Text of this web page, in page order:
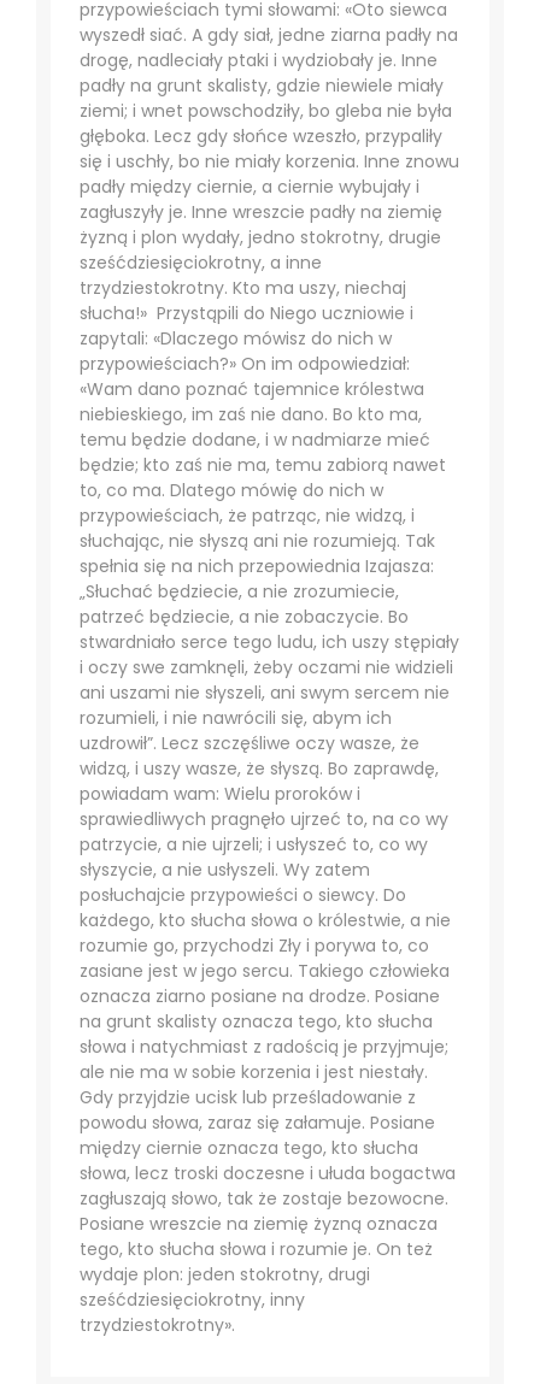
przypowieściach tymi słowami: «Oto siewca
wyszedł siać. A gdy siał, jedne ziarna padły na
drogę, nadleciały ptaki i wydziobały je. Inne
padły na grunt skalisty, gdzie niewiele miały
ziemi; i wnet powschodziły, bo gleba nie była
głęboka. Lecz gdy słońce wzeszło, przypaliły
się i uschły, bo nie miały korzenia. Inne znowu
padły między ciernie, a ciernie wybujały i
zagłuszyły je. Inne wreszcie padły na ziemię
żyzną i plon wydały, jedno stokrotny, drugie
sześćdziesięciokrotny, a inne
trzydziestokrotny. Kto ma uszy, niechaj
słucha!» Przystąpili do Niego uczniowie i
zapytali: «Dlaczego mówisz do nich w
przypowieściach?» On im odpowiedział:
«Wam dano poznać tajemnice królestwa
niebieskiego, im zaś nie dano. Bo kto ma,
temu będzie dodane, i w nadmiarze mieć
będzie; kto zaś nie ma, temu zabiorą nawet
to, co ma. Dlatego mówię do nich w
przypowieściach, że patrząc, nie widzą, i
słuchając, nie słyszą ani nie rozumieją. Tak
spełnia się na nich przepowiednia Izajasza:
„Słuchać będziecie, a nie zrozumiecie,
patrzeć będziecie, a nie zobaczycie. Bo
stwardniało serce tego ludu, ich uszy stępiały
i oczy swe zamknęli, żeby oczami nie widzieli
ani uszami nie słyszeli, ani swym sercem nie
rozumieli, i nie nawrócili się, abym ich
uzdrowił”. Lecz szczęśliwe oczy wasze, że
widzą, i uszy wasze, że słyszą. Bo zaprawdę,
powiadam wam: Wielu proroków i
sprawiedliwych pragnęło ujrzeć to, na co wy
patrzycie, a nie ujrzeli; i usłyszeć to, co wy
słyszycie, a nie usłyszeli. Wy zatem
posłuchajcie przypowieści o siewcy. Do
każdego, kto słucha słowa o królestwie, a nie
rozumie go, przychodzi Zły i porywa to, co
zasiane jest w jego sercu. Takiego człowieka
oznacza ziarno posiane na drodze. Posiane
na grunt skalisty oznacza tego, kto słucha
słowa i natychmiast z radością je przyjmuje;
ale nie ma w sobie korzenia i jest niestały.
Gdy przyjdzie ucisk lub prześladowanie z
powodu słowa, zaraz się załamuje. Posiane
między ciernie oznacza tego, kto słucha
słowa, lecz troski doczesne i ułuda bogactwa
zagłuszają słowo, tak że zostaje bezowocne.
Posiane wreszcie na ziemię żyzną oznacza
tego, kto słucha słowa i rozumie je. On też
wydaje plon: jeden stokrotny, drugi
sześćdziesięciokrotny, inny
trzydziestokrotny».